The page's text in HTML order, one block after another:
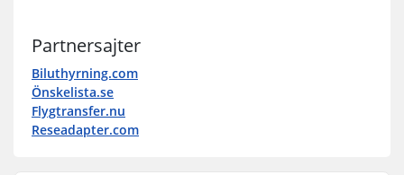
Partnersajter
Biluthyrning.com
Önskelista.se
Flygtransfer.nu
Reseadapter.com